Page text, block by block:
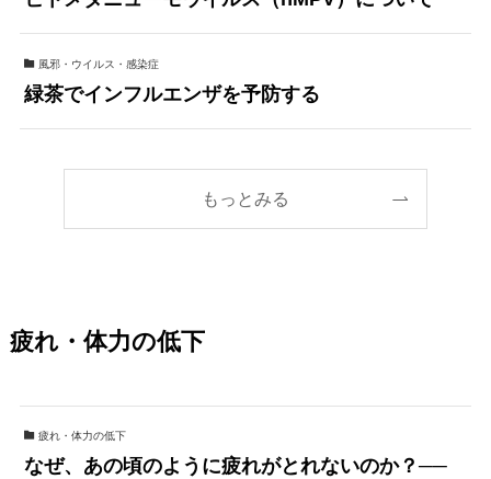
風邪・ウイルス・感染症
緑茶でインフルエンザを予防する
もっとみる
疲れ・体力の低下
疲れ・体力の低下
なぜ、あの頃のように疲れがとれないのか？──